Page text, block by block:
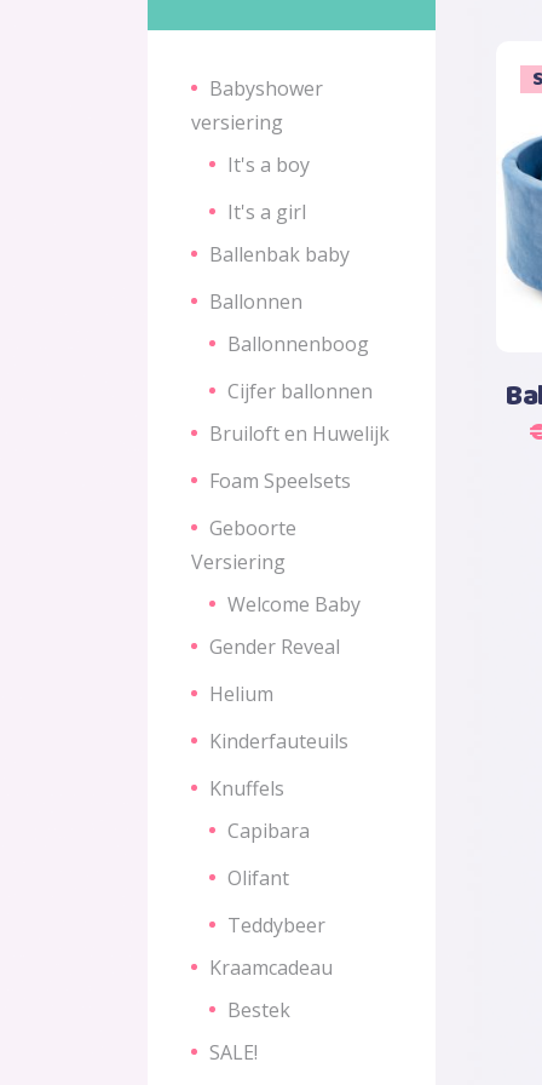
Babyshower
versiering
It's a boy
It's a girl
Ballenbak baby
Ballonnen
Ballonnenboog
Cijfer ballonnen
Bruiloft en Huwelijk
Foam Speelsets
Geboorte
Versiering
Welcome Baby
Gender Reveal
Helium
Kinderfauteuils
Knuffels
Capibara
Olifant
Teddybeer
Kraamcadeau
Bestek
SALE!